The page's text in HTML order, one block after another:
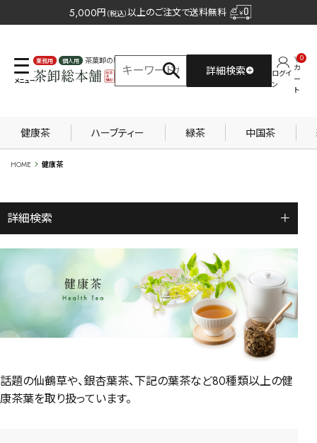
5,000円 （税込）以上のご注文で送料無料
業務用 個人用
茶葉卸の専門サイト
詳細検索
ログイ
ン
カ
ー
ト
0
健康茶 ハーブティー 緑茶 中国茶
HOME 健康茶
詳細検索 ＋
話題の仙鶴草や、銀杏葉茶、下記の葉茶など80種類以上の健
康茶葉を取り扱っています。